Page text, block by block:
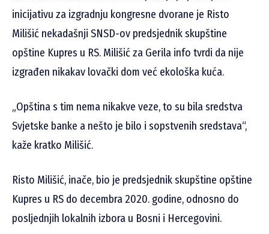
inicijativu za izgradnju kongresne dvorane je Risto
Milišić nekadašnji SNSD-ov predsjednik skupštine
opštine Kupres u RS. Milišić za Gerila info tvrdi da nije
izgrađen nikakav lovački dom već ekološka kuća.
„Opština s tim nema nikakve veze, to su bila sredstva
Svjetske banke a nešto je bilo i sopstvenih sredstava“,
kaže kratko Milišić.
Risto Milišić, inače, bio je predsjednik skupštine opštine
Kupres u RS do decembra 2020. godine, odnosno do
posljednjih lokalnih izbora u Bosni i Hercegovini.